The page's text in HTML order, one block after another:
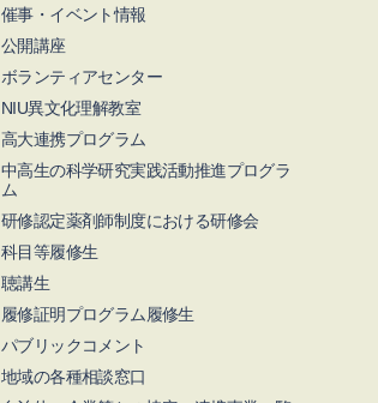
催事・イベント情報
公開講座
ボランティアセンター
NIU異文化理解教室
高大連携プログラム
中高生の科学研究実践活動推進プログラ
ム
研修認定薬剤師制度における研修会
科目等履修生
聴講生
履修証明プログラム履修生
パブリックコメント
地域の各種相談窓口